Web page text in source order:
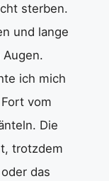
sterben.
und lange
ich mich
vom
Die
trotzdem
das